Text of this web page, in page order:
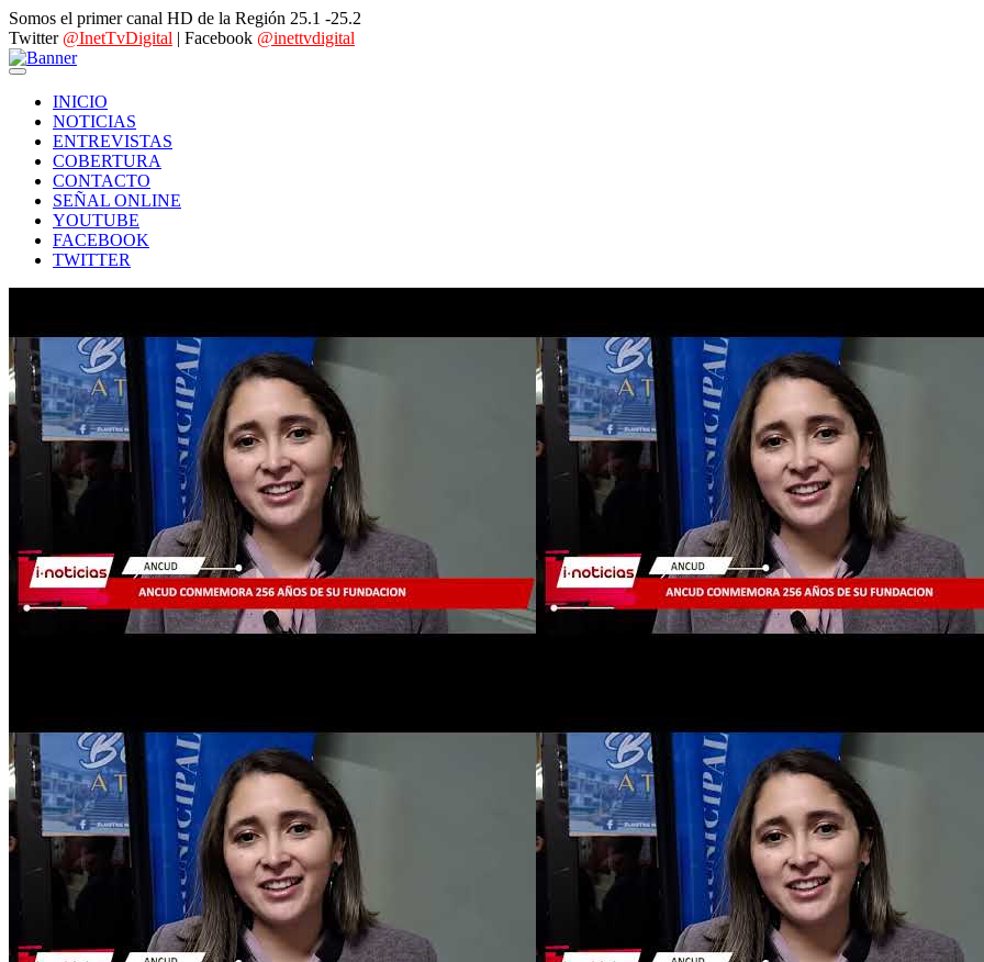
Somos el primer canal HD de la Región 25.1 -25.2
Twitter @InetTvDigital | Facebook @inettvdigital
INICIO
NOTICIAS
ENTREVISTAS
COBERTURA
CONTACTO
SEÑAL ONLINE
YOUTUBE
FACEBOOK
TWITTER